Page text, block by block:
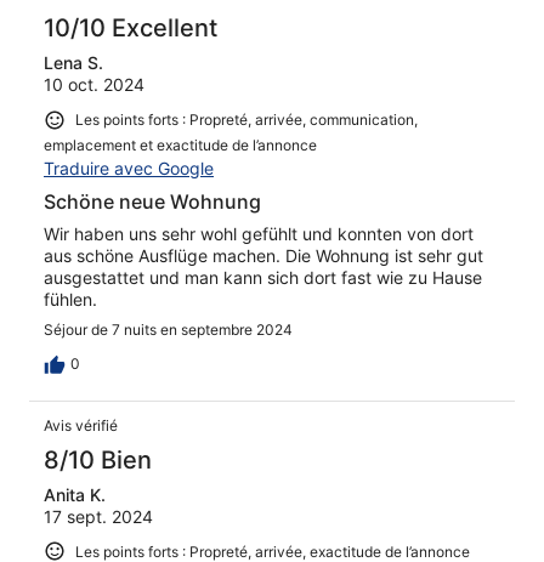
10/10 Excellent
Lena S.
10 oct. 2024
Les points forts : Propreté, arrivée, communication,
emplacement et exactitude de l’annonce
Traduire avec Google
Schöne neue Wohnung
Wir haben uns sehr wohl gefühlt und konnten von dort
aus schöne Ausflüge machen. Die Wohnung ist sehr gut
ausgestattet und man kann sich dort fast wie zu Hause
fühlen.
Séjour de 7 nuits en septembre 2024
0
Avis vérifié
8/10 Bien
Anita K.
17 sept. 2024
Les points forts : Propreté, arrivée, exactitude de l’annonce